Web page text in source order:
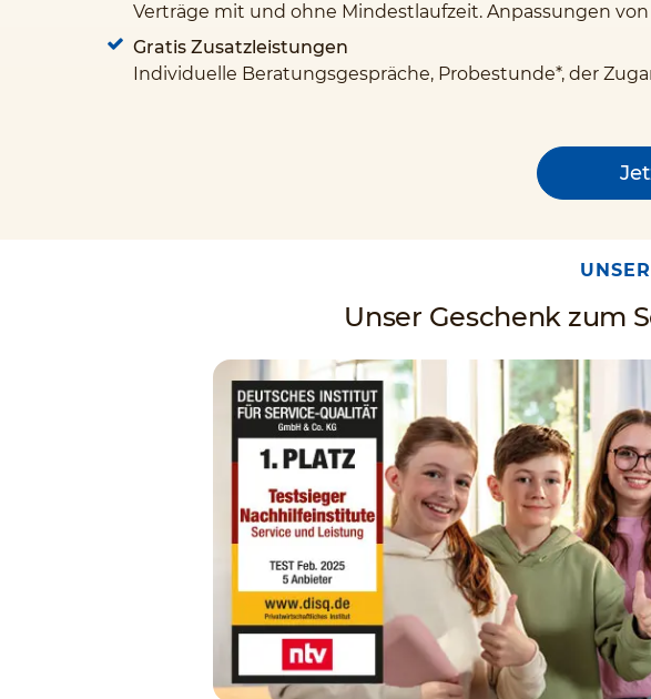
Verträge mit und ohne Mindestlaufzeit. Anpassungen
Gratis Zusatzleistungen
Individuelle Beratungsgespräche, Probestunde*, der
Unser Geschenk zum